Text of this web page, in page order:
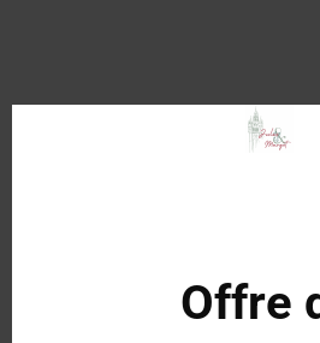
Plante : textileOffre